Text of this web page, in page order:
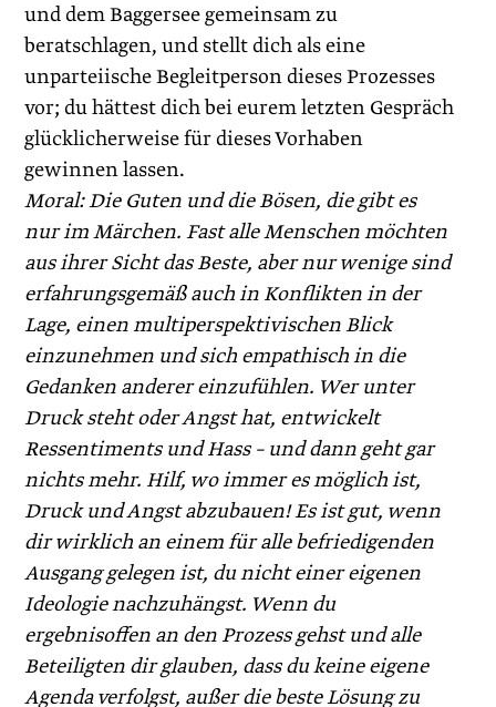
und dem Baggersee gemeinsam zu
beratschlagen, und stellt dich als eine
unparteiische Begleitperson dieses Prozesses
vor; du hättest dich bei eurem letzten Gespräch
glücklicherweise für dieses Vorhaben
gewinnen lassen.
Moral: Die Guten und die Bösen, die gibt es
nur im Märchen. Fast alle Menschen möchten
aus ihrer Sicht das Beste, aber nur wenige sind
erfahrungsgemäß auch in Konflikten in der
Lage, einen multiperspektivischen Blick
einzunehmen und sich empathisch in die
Gedanken anderer einzufühlen. Wer unter
Druck steht oder Angst hat, entwickelt
Ressentiments und Hass – und dann geht gar
nichts mehr. Hilf, wo immer es möglich ist,
Druck und Angst abzubauen! Es ist gut, wenn
dir wirklich an einem für alle befriedigenden
Ausgang gelegen ist, du nicht einer eigenen
Ideologie nachzuhängst. Wenn du
ergebnisoffen an den Prozess gehst und alle
Beteiligten dir glauben, dass du keine eigene
Agenda verfolgst, außer die beste Lösung zu